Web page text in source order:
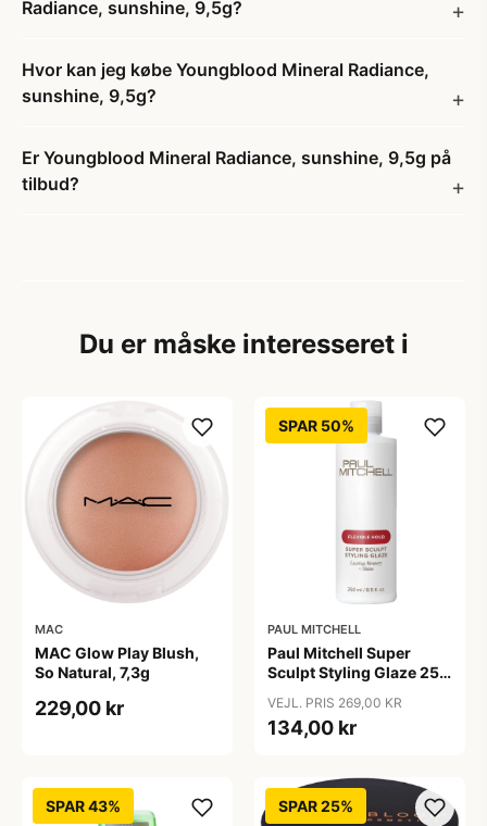
Radiance, sunshine, 9,5g?
Hvor kan jeg købe Youngblood Mineral Radiance,
sunshine, 9,5g?
Er Youngblood Mineral Radiance, sunshine, 9,5g på
tilbud?
Du er måske interesseret i
MAC
MAC Glow Play Blush,
So Natural, 7,3g
229,00 kr
SPAR 50%
PAUL MITCHELL
Paul Mitchell Super
Sculpt Styling Glaze 250
VEJL. PRIS 269,00 KR
134,00 kr
SPAR 43% SPAR 25%